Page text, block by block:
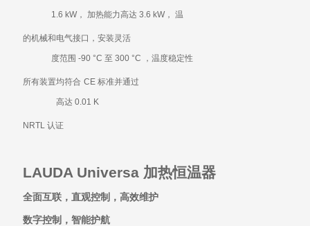
1.6 kW ， 加热能力高达 3.6 kW ， 温
的机械和电气接口，安装灵活
度范围 -90 °C 至 300 °C ，温度稳定性
所有装置均符合 CE 标准并通过
高达 0.01 K
NRTL 认证
LAUDA Universa 加热恒温器
全面互联，直观控制，高效维护
数字控制，智能护航